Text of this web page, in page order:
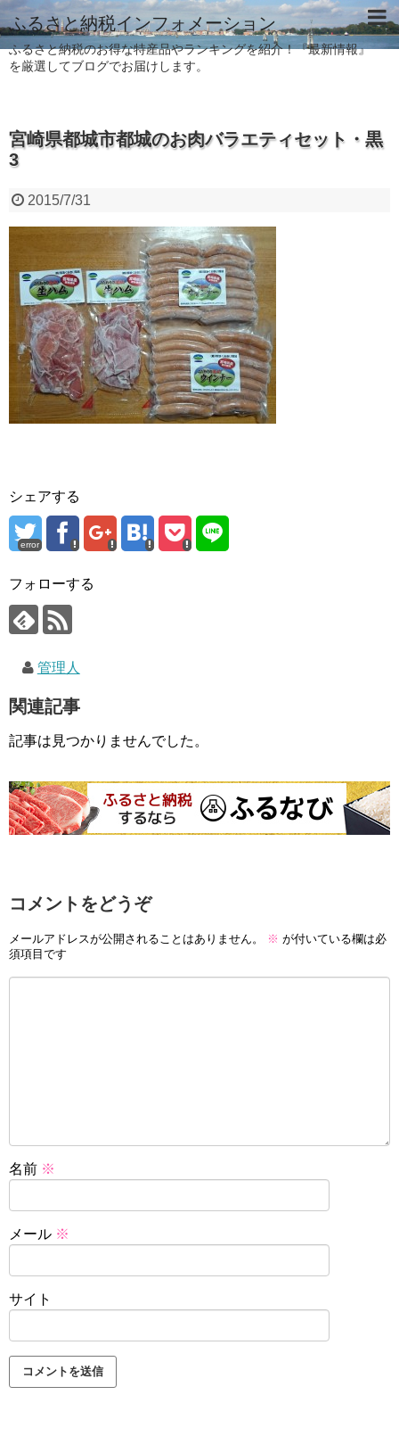
ふるさと納税インフォメーション
ふるさと納税のお得な特産品やランキングを紹介！『最新情報』
を厳選してブログでお届けします。
宮崎県都城市都城のお肉バラエティセット・黒
3
2015/7/31
シェアする
error
フォローする
管理人
関連記事
記事は見つかりませんでした。
コメントをどうぞ
メールアドレスが公開されることはありません。 ※ が付いている欄は必
須項目です
名前 ※
メール ※
サイト